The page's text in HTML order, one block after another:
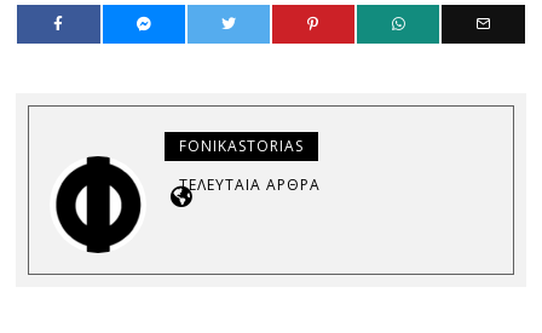
FONIKASTORIAS
ΤΕΛΕΥΤΑΊΑ ΆΡΘΡΑ